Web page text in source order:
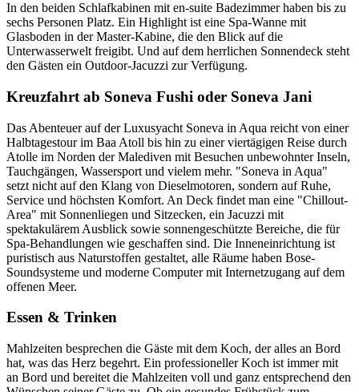
In den beiden Schlafkabinen mit en-suite Badezimmer haben bis zu
sechs Personen Platz. Ein Highlight ist eine Spa-Wanne mit
Glasboden in der Master-Kabine, die den Blick auf die
Unterwasserwelt freigibt. Und auf dem herrlichen Sonnendeck steht
den Gästen ein Outdoor-Jacuzzi zur Verfügung.
Kreuzfahrt ab Soneva Fushi oder Soneva Jani
Das Abenteuer auf der Luxusyacht Soneva in Aqua reicht von einer
Halbtagestour im Baa Atoll bis hin zu einer viertägigen Reise durch
Atolle im Norden der Malediven mit Besuchen unbewohnter Inseln,
Tauchgängen, Wassersport und vielem mehr. "Soneva in Aqua"
setzt nicht auf den Klang von Dieselmotoren, sondern auf Ruhe,
Service und höchsten Komfort. An Deck findet man eine "Chillout-
Area" mit Sonnenliegen und Sitzecken, ein Jacuzzi mit
spektakulärem Ausblick sowie sonnengeschützte Bereiche, die für
Spa-Behandlungen wie geschaffen sind. Die Inneneinrichtung ist
puristisch aus Naturstoffen gestaltet, alle Räume haben Bose-
Soundsysteme und moderne Computer mit Internetzugang auf dem
offenen Meer.
Essen & Trinken
Mahlzeiten besprechen die Gäste mit dem Koch, der alles an Bord
hat, was das Herz begehrt. Ein professioneller Koch ist immer mit
an Bord und bereitet die Mahlzeiten voll und ganz entsprechend den